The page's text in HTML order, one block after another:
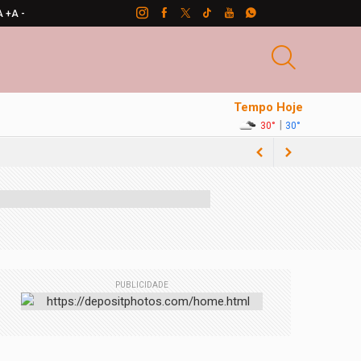
+A -
Tempo Hoje
30° 30°
no Oriente Médio
após enchentes
PUBLICIDADE